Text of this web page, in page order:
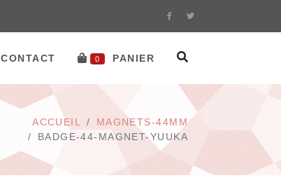
CONTACT 0 PANIER
ACCUEIL
MAGNETS-44MM
BADGE-44-MAGNET-YUUKA